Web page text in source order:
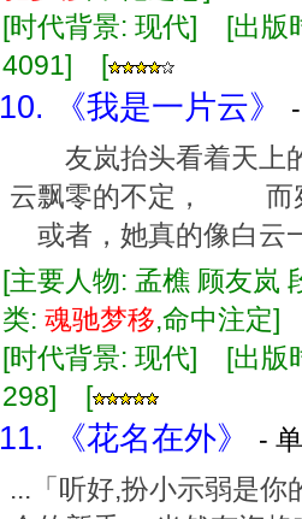
[时代背景: 现代] [出
4091] [
10. 《我是一片云》
友岚抬头看着天
云飘零的不定， 而
或者，她真的像白
[主要人物: 孟樵 顾友
类: 魂驰梦移,命中注
[时代背景: 现代] [出
298] [
11. 《花名在外》
-
...「听好,扮小示弱是